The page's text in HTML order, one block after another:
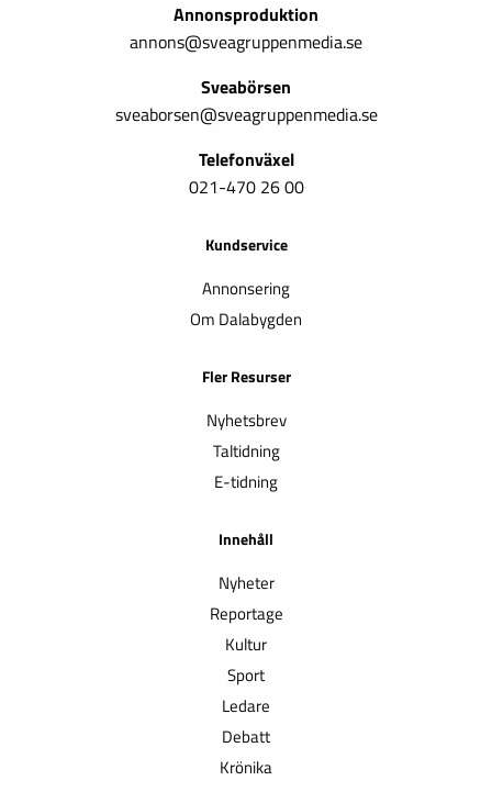
Annonsproduktion
annons@sveagruppenmedia.se
Sveabörsen
sveaborsen@sveagruppenmedia.se
Telefonväxel
021-470 26 00
Kundservice
Annonsering
Om Dalabygden
Fler Resurser
Nyhetsbrev
Taltidning
E-tidning
Innehåll
Nyheter
Reportage
Kultur
Sport
Ledare
Debatt
Krönika